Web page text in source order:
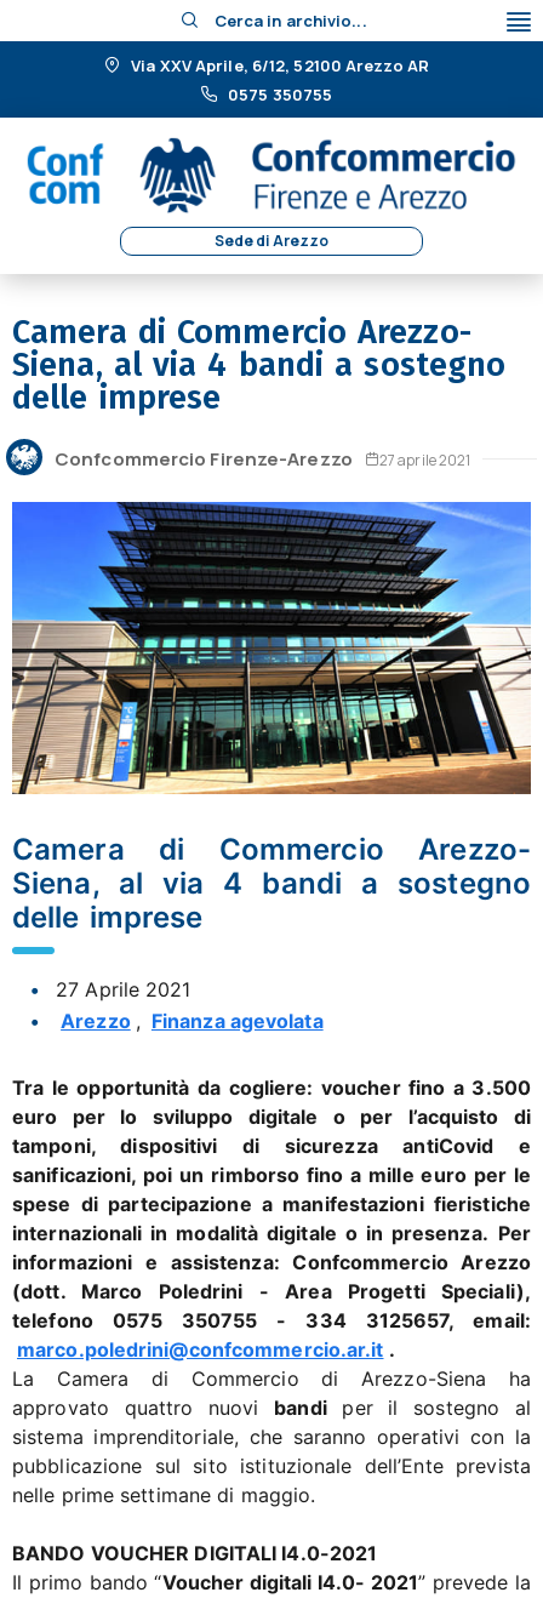
Cerca in archivio...
Via XXV Aprile, 6/12, 52100 Arezzo AR
0575 350755
Sede di Arezzo
Camera di Commercio Arezzo-
Siena, al via 4 bandi a sostegno
delle imprese
Confcommercio Firenze-Arezzo 27 aprile 2021
Camera di Commercio Arezzo-
Siena, al via 4 bandi a sostegno
delle imprese
27 Aprile 2021
Arezzo , Finanza agevolata
Tra le opportunità da cogliere: voucher fino a 3.500
euro per lo sviluppo digitale o per l’acquisto di
tamponi, dispositivi di sicurezza antiCovid e
sanificazioni, poi un rimborso fino a mille euro per le
spese di partecipazione a manifestazioni fieristiche
internazionali in modalità digitale o in presenza. Per
informazioni e assistenza: Confcommercio Arezzo
(dott. Marco Poledrini - Area Progetti Speciali),
telefono 0575 350755 - 334 3125657, email:
marco.poledrini@confcommercio.ar.it .
La Camera di Commercio di Arezzo-Siena ha
approvato quattro nuovi bandiper il sostegno al
sistema imprenditoriale, che saranno operativi con la
pubblicazione sul sito istituzionale dell’Ente prevista
nelle prime settimane di maggio.
BANDO VOUCHER DIGITALI I4.0-2021
Il primo bando “Voucher digitali I4.0- 2021” prevede la